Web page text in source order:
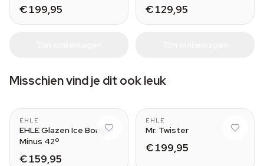
€ 199,95 € 129,95
Misschien vind je dit ook leuk
EHLE
EHLE Glazen Ice Bong
Minus 42º
€ 159,95
EHLE
Mr. Twister
€ 199,95